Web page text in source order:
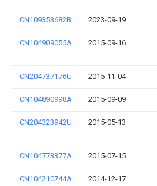
CN109353682B 2023-09-19
CN104909055A 2015-09-16
CN204737176U 2015-11-04
CN104890998A 2015-09-09
CN204323942U 2015-05-13
CN104773377A 2015-07-15
CN104210744A 2014-12-17